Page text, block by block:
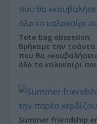
Tote bag obsession:
Βρήκαμε την τσάντα
που θα
όλο το καλοκαίρι
Summer friendship